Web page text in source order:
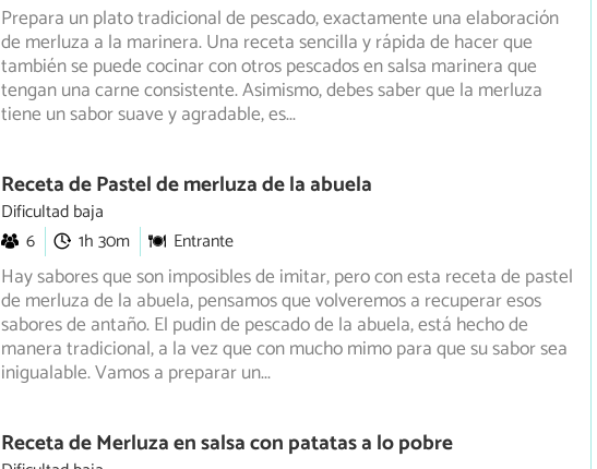
Prepara un plato tradicional de pescado, exactamente una elaboración
de merluza a la marinera. Una receta sencilla y rápida de hacer que
tambiénse puede cocinar con otros pescados en salsa marinera que
tengan una carne consistente. Asimismo, debes saber que la merluza
tiene un sabor suave y agradable, es...
Receta de Pastel de merluza de la abuela
Dificultad baja
6
1h 30m Entrante
Hay sabores que son imposibles de imitar, pero con esta receta de pastel
de merluza de la abuela, pensamos que volveremos a recuperar esos
saboresde antaño. El pudin de pescado de la abuela, está hecho de
manera tradicional, a la vez que con mucho mimo para que su sabor sea
inigualable. Vamos a preparar un...
Receta de Merluza en salsa con patatas a lo pobre